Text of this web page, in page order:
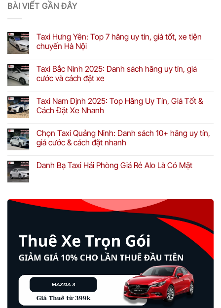
BÀI VIẾT GẦN ĐÂY
Taxi Hưng Yên: Top 7 hãng uy tín, giá tốt, xe tiện
chuyến Hà Nội
Taxi Bắc Ninh 2025: Danh sách hãng uy tín, giá
cước và cách đặt xe
Taxi Nam Định 2025: Top Hãng Uy Tín, Giá Tốt &
Cách Đặt Xe Nhanh
Chọn Taxi Quảng Ninh: Danh sách 10+ hãng uy tín,
giá cước & cách đặt nhanh
Danh Bạ Taxi Hải Phòng Giá Rẻ Alo Là Có Mặt